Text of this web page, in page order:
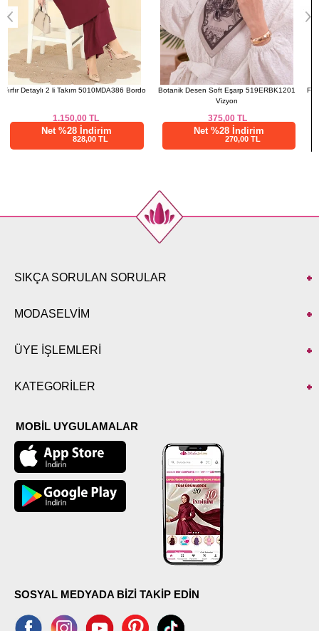
Botanik Desen Soft Eşarp 519ERBK1201
375,00TL
Net %28 İndirim
270,00 TL
Fırfır Detaylı 2 li Takım 5010MDA386 Kahve
1.150,00
Net %28 İndirim
828,00 TL
SIKÇA SORULAN SORULAR
MODASELVİM
ÜYE İŞLEMLERİ
KATEGORİLER
MOBİL UYGULAMALAR
SOSYAL MEDYADA BİZİ TAKİP EDİN